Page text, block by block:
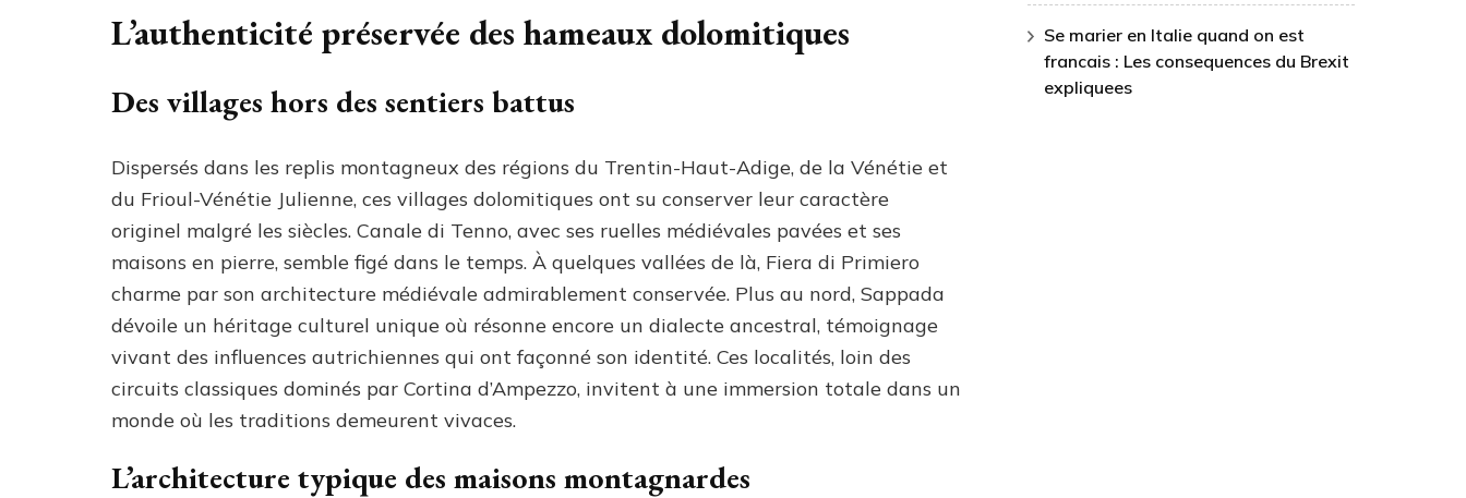
L’authenticité préservée des hameaux dolomitiques
Des villages hors des sentiers battus
Dispersés dans les replis montagneux des régions du Trentin-Haut-Adige, de la Vénétie et
du Frioul-Vénétie Julienne, ces villages dolomitiques ont su conserver leur caractère
originel malgré les siècles. Canale di Tenno, avec ses ruelles médiévales pavées et ses
maisons en pierre, semble figé dans le temps. À quelques vallées de là, Fiera di Primiero
charme par son architecture médiévale admirablement conservée. Plus au nord, Sappada
dévoile un héritage culturel unique où résonne encore un dialecte ancestral, témoignage
vivant des influences autrichiennes qui ont façonné son identité. Ces localités, loin des
circuits classiques dominés par Cortina d’Ampezzo, invitent à une immersion totale dans un
monde où les traditions demeurent vivaces.
L’architecture typique des maisons montagnardes
Se marier en Italie quand on est
francais : Les consequences du Brexit
expliquees